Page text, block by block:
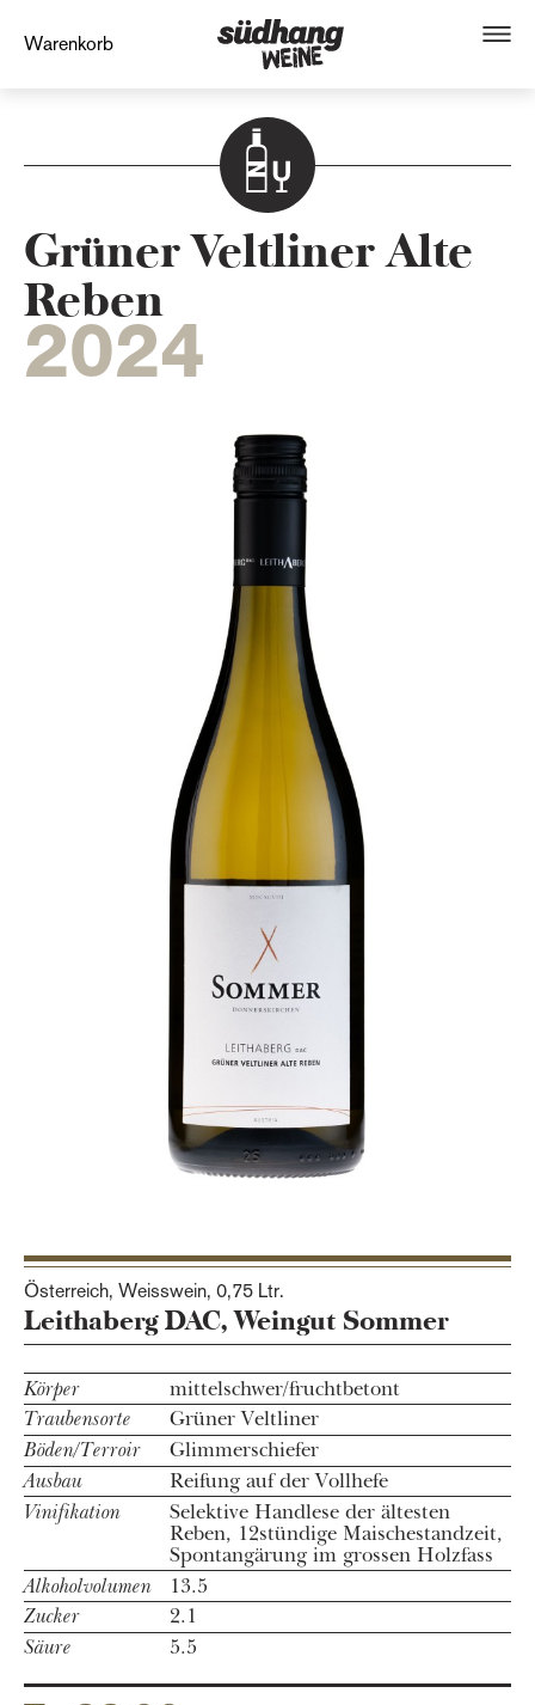
Warenkorb
Grüner Veltliner Alte
Reben
2024
Österreich, Weisswein, 0,75 Ltr.
Leithaberg DAC, Weingut Sommer
Körper
mittelschwer/fruchtbetont
Traubensorte
Grüner Veltliner
Böden/Terroir
Glimmerschiefer
Ausbau
Reifung auf der Vollhefe
Vinifikation
Selektive Handlese der ältesten
Reben, 12stündige Maischestandzeit,
Spontangärung im grossen Holzfass
Alkoholvolumen
13.5
Zucker
2.1
Säure
5.5